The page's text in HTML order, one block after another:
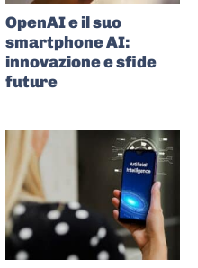
OpenAI e il suo
smartphone AI:
innovazione e sfide
future